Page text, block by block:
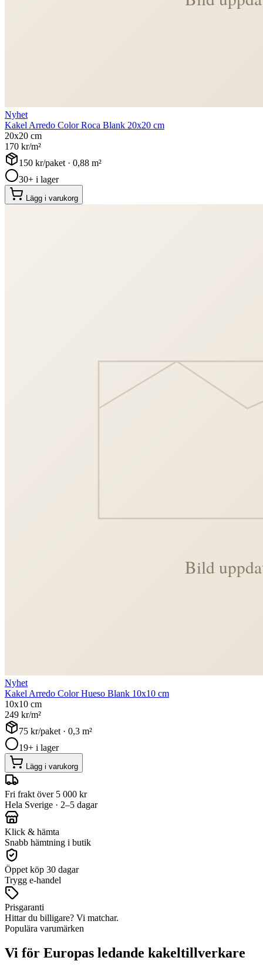
Nyhet
Kakel Arredo Color Roca Blank 20x20 cm
20x20 cm
170 kr/m²
150 kr/paket · 0,88 m²
30+ i lager
Lägg i varukorg
Nyhet
Kakel Arredo Color Hueso Blank 10x10 cm
10x10 cm
249 kr/m²
75 kr/paket · 0,3 m²
19+ i lager
Lägg i varukorg
Fri frakt över 5 000 kr
Hela Sverige · 2–5 dagar
Klick & hämta
Snabb hämtning i butik
Öppet köp 30 dagar
Trygg e-handel
Prisgaranti
Hittar du billigare? Vi matchar.
Populära varumärken
Vi för Europas ledande kakeltillverkare